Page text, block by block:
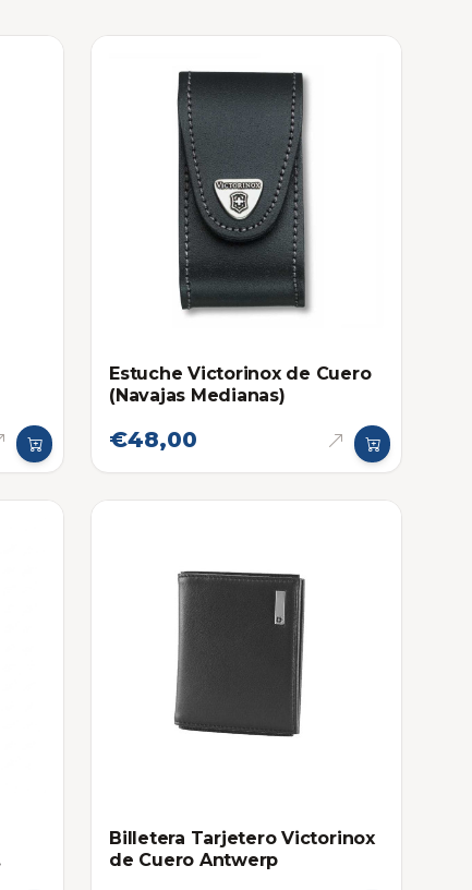
Estuche Victorinox de Cuero
(Navajas Medianas)
€48,00
Billetera Tarjetero Victorinox
de Cuero Antwerp